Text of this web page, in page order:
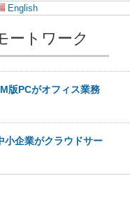
English
ートワーク
版PCがオフィス業務
小企業がクラウドサー